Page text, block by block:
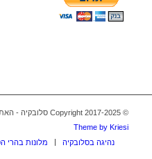
© Copyright 2017-2025 סלובקיה - האתר הרשמי בעברית -
Theme by Kriesi
מלונות בהרי
נהיגה בסלובקיה